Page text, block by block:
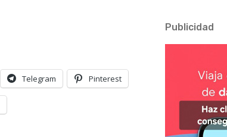
Telegram Pinterest
Publicidad